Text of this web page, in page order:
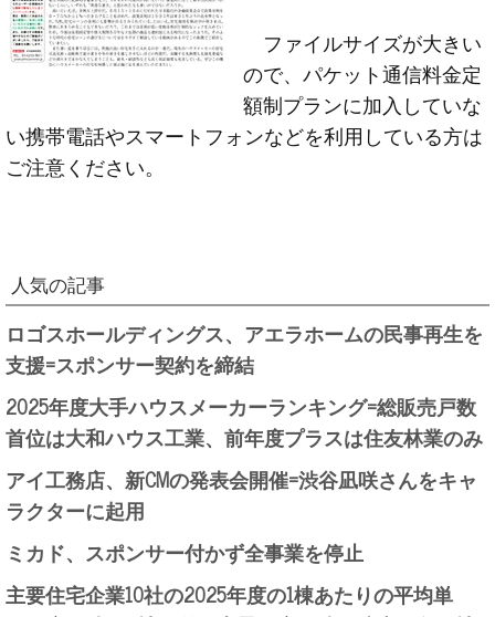
ファイルサイズが大きい
ので、パケット通信料金定
額制プランに加入していな
い携帯電話やスマートフォンなどを利用している方は
ご注意ください。
人気の記事
ロゴスホールディングス、アエラホームの民事再生を
支援=スポンサー契約を締結
2025年度大手ハウスメーカーランキング=総販売戸数
首位は大和ハウス工業、前年度プラスは住友林業のみ
アイ工務店、新CMの発表会開催=渋谷凪咲さんをキャ
ラクターに起用
ミカド、スポンサー付かず全事業を停止
主要住宅企業10社の2025年度の1棟あたりの平均単